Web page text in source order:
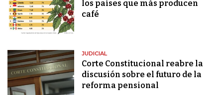
los países que más producen
café
JUDICIAL
Corte Constitucional reabre la
discusión sobre el futuro de la
reforma pensional